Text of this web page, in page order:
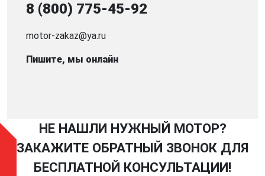
8 (800) 775-45-92
motor-zakaz@ya.ru
Пишите, мы онлайн
НЕ НАШЛИ НУЖНЫЙ МОТОР?
ЗАКАЖИТЕ ОБРАТНЫЙ ЗВОНОК ДЛЯ
БЕСПЛАТНОЙ КОНСУЛЬТАЦИИ!